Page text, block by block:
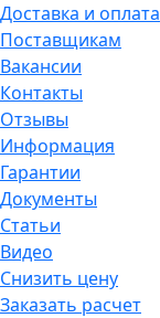
Доставка и оплата
Поставщикам
Вакансии
Контакты
Отзывы
Информация
Гарантии
Документы
Статьи
Видео
Снизить цену
Заказать расчет